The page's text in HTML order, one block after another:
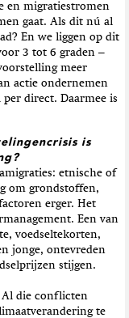
en migratiestromen
gaat. Als dit nú al
En we liggen op dit
3 tot 6 graden –
meer
actie ondernemen
direct. Daarmee is
is
etnische of
om grondstoffen,
erger. Het
Een van
voedseltekorten,
jonge, ontevreden
stijgen.
Al die conflicten
te